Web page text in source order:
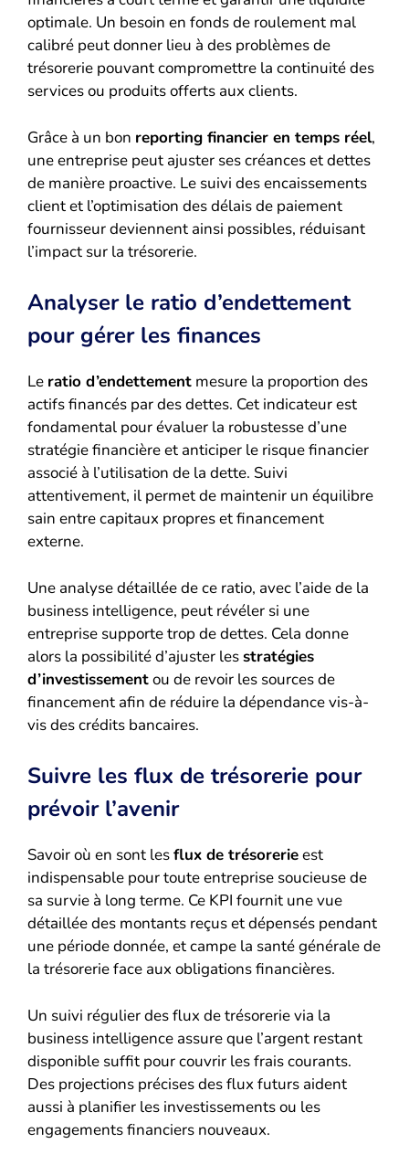
optimale. Un besoin en fonds de roulement mal
calibré peut donner lieu à des problèmes de
trésorerie pouvant compromettre la continuité des
services ou produits offerts aux clients.
Grâce à un bon reporting financier en temps réel,
une entreprise peut ajuster ses créances et dettes
de manière proactive. Le suivi des encaissements
client et l’optimisation des délais de paiement
fournisseur deviennent ainsi possibles, réduisant
l’impact sur la trésorerie.
Analyser le ratio d’endettement
pour gérer les finances
Le ratio d’endettement mesure la proportion des
actifs financés par des dettes. Cet indicateur est
fondamental pour évaluer la robustesse d’une
stratégie financière et anticiper le risque financier
associé à l’utilisation de la dette. Suivi
attentivement, il permet de maintenir un équilibre
sain entre capitaux propres et financement
externe.
Une analyse détaillée de ce ratio, avec l’aide de la
business intelligence, peut révéler si une
entreprise supporte trop de dettes. Cela donne
alors la possibilité d’ajuster lesstratégies
d’investissementou de revoir les sources de
financement afin de réduire la dépendance vis-à-
vis des crédits bancaires.
Suivre les flux de trésorerie pour
prévoir l’avenir
Savoir où en sont lesflux de trésorerieest
indispensable pour toute entreprise soucieuse de
sa survie à long terme. Ce KPI fournit une vue
détaillée des montants reçus et dépensés pendant
une période donnée, et campe la santé générale de
la trésorerie face aux obligations financières.
Un suivi régulier des flux de trésorerie via la
business intelligence assure que l’argent restant
disponible suffit pour couvrir les frais courants.
Des projections précises des flux futurs aident
aussi à planifier les investissements ou les
engagements financiers nouveaux.